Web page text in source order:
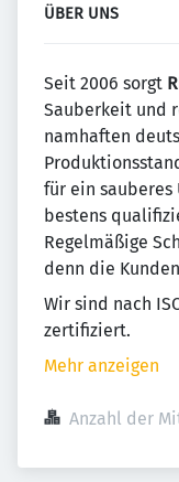
ÜBER UNS
Seit 2006 sorgt
Sauberkeit und
namhaften
für ein
bestens
Regelmäßige
denn die
Wir sind nach
zertifiziert.
Mehr anzeigen
Anzahl der